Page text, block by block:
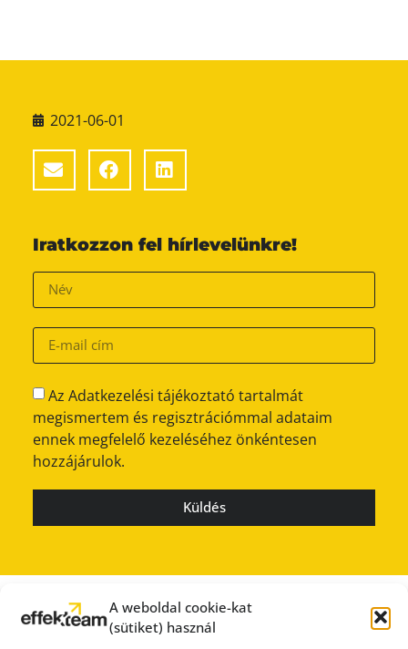
A weboldal cookie-kat
(sütiket) használ
2021-06-01
Iratkozzon fel hírlevelünkre!
Az Adatkezelési tájékoztató tartalmát
megismertem és regisztrációmmal adataim
ennek megfelelő kezeléséhez önkéntesen
hozzájárulok.
Küldés